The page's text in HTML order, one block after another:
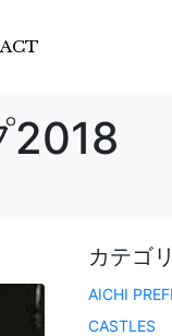
2018
カテゴ
AICHI
CASTLES